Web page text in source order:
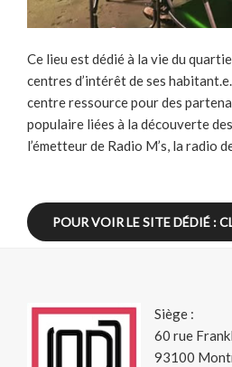
Ce lieu est dédié à la vie du
centres d’intérêt de ses
centre ressource pour des
populaire liées à la découverte
l’émetteur de Radio M’s, la radio
POUR VOIR LE SITE DÉDIÉ :
Siège :
60 rue
93100